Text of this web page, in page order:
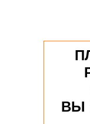
ВЫ